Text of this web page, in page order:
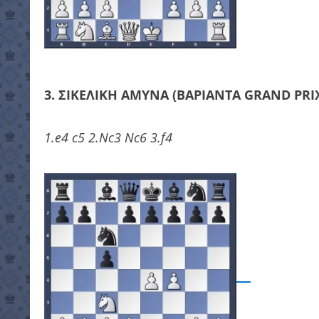
3. ΣΙΚΕΛΙΚΗ ΑΜΥΝΑ (ΒΑΡΙΑΝΤΑ GRAND
1.e4 c5 2.Nc3 Nc6 3.f4